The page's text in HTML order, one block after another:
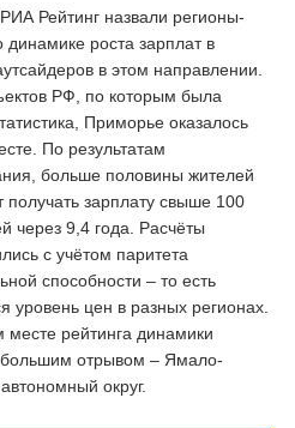
Рейтинг назвали регионы-
динамике роста зарплат в
в этом направлении.
РФ, по которым была
Приморье оказалось
По результатам
больше половины жителей
получать зарплату свыше 100
через 9,4 года. Расчёты
с учётом паритета
способности – то есть
уровень цен в разных регионах.
месте рейтинга динамики
большим отрывом – Ямало-
округ.